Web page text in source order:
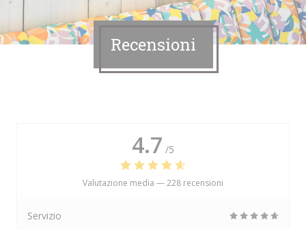
Recensioni
4.7 /5
Valutazione media —228 recensioni
Servizio